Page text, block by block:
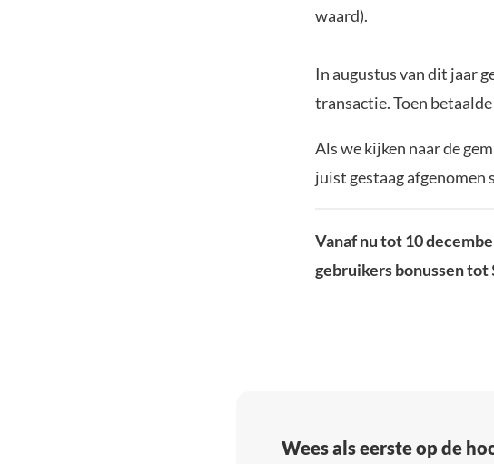
waard).
In augustus van dit jaar
transactie. Toen betaalde
Als we kijken naar de
juist gestaag afgenomen
Vanaf nu tot 10
gebruikers bonussen tot
Wees als eerste op de